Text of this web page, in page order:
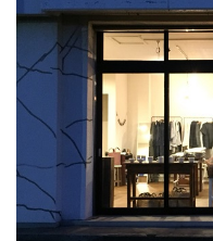
和食
温泉
フィットネス・や
せたい
鍼
インテリア
趣味・スキルアッ
プ
保